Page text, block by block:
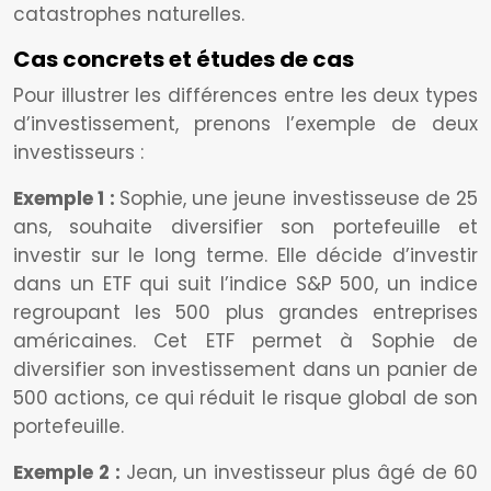
catastrophes naturelles.
Cas concrets et études de cas
Pour illustrer les différences entre les deux types
d’investissement, prenons l’exemple de deux
investisseurs :
Exemple 1 : Sophie, une jeune investisseuse de 25
ans, souhaite diversifier son portefeuille et
investir sur le long terme. Elle décide d’investir
dans un ETF qui suit l’indice S&P 500, un indice
regroupant les 500 plus grandes entreprises
américaines. Cet ETF permet à Sophie de
diversifier son investissement dans un panier de
500 actions, ce qui réduit le risque global de son
portefeuille.
Exemple 2 : Jean, un investisseur plus âgé de 60